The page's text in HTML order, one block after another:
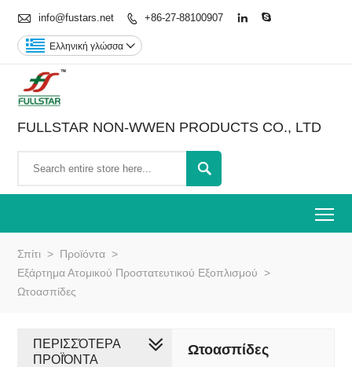
 info@fustars.net  +86-27-88100907  
Ελληνική γλώσσα 
FULLSTAR NON-WWEN PRODUCTS CO., LTD

Σπίτι > Προϊόντα >
Εξάρτημα Ατομικού Προστατευτικού Εξοπλισμού >
Ωτοασπίδες
Ωτοασπίδες
ΠΕΡΙΣΣΌΤΕΡΑ
ΠΡΟΪΌΝΤΑ